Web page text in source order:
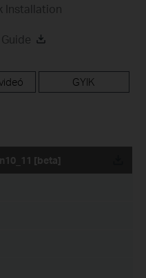
Installation
GYIK
[beta]